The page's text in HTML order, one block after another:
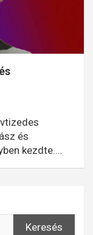
és
kezdte.…
Keresés